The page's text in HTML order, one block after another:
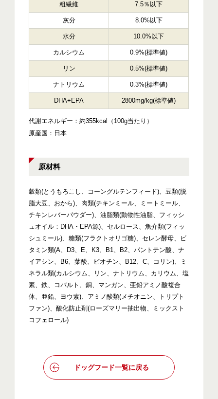
粗繊維 7.5％以下
灰分 8.0%以下
水分 10.0%以下
カルシウム 0.9%(標準値)
リン 0.5%(標準値)
ナトリウム 0.3%(標準値)
DHA+EPA 2800mg/kg(標準値)
代謝エネルギー：約355kcal（100g当たり）
原産国：日本
原材料
穀類(とうもろこし、コーングルテンフィード)、豆類(脱
脂大豆、おから)、肉類(チキンミール、ミートミール、
チキンレバーパウダー)、油脂類(動物性油脂、フィッシ
ュオイル：DHA・EPA源)、セルロース、魚介類(フィッ
シュミール)、糖類(フラクトオリゴ糖)、セレン酵母、ビ
タミン類(A、D3、E、K3、B1、B2、パントテン酸、ナ
イアシン、B6、葉酸、ビオチン、B12、C、コリン)、ミ
ネラル類(カルシウム、リン、ナトリウム、カリウム、塩
素、鉄、コバルト、銅、マンガン、亜鉛アミノ酸複合
体、亜鉛、ヨウ素)、アミノ酸類(メチオニン、トリプト
ファン)、酸化防止剤(ローズマリー抽出物、ミックスト
コフェロール)
ドッグフード一覧に戻る